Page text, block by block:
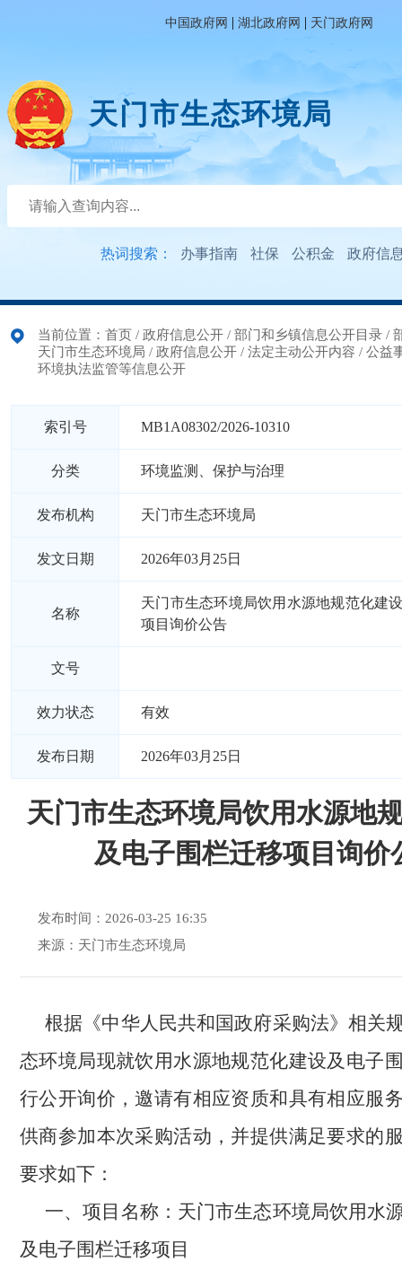
中国政府网 | 湖北政府网 | 天门政府网
天门市生态环境局
热词搜索： 办事指南 社保 公积金 政府信
当前位置： 首页 / 政府信息公开 / 部门和乡镇信息公开目录 /
天门市生态环境局 / 政府信息公开 / 法定主动公开内容 / 公益
环境执法监管等信息公开
索引号 MB1A08302/2026-10310
分类 环境监测、保护与治理
发布机构 天门市生态环境局
发文日期 2026年03月25日
名称
天门市生态环境局饮用水源地规范化建
项目询价公告
文号
效力状态 有效
发布日期 2026年03月25日
天门市生态环境局饮用水源地
及电子围栏迁移项目询价
发布时间：2026-03-25 16:35
来源：天门市生态环境局
根据《中华人民共和国政府采购法》相关
态环境局现就饮用水源地规范化建设及电子
行公开询价，邀请有相应资质和具有相应服
供商参加本次采购活动，并提供满足要求的
要求如下：
一、项目名称：天门市生态环境局饮用水
及电子围栏迁移项目